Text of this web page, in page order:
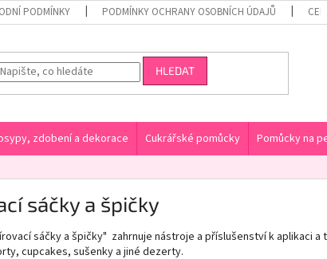
PODMÍNKY PODMÍNKY OCHRANY OSOBNÍCH ÚDAJŮ
HLEDAT
zdobení a dekorace Cukrářské pomůcky Pomůcky na
sáčky a špičky
sáčky a špičky" zahrnuje nástroje a příslušenství k aplikaci
cupcakes, sušenky a jiné dezerty.